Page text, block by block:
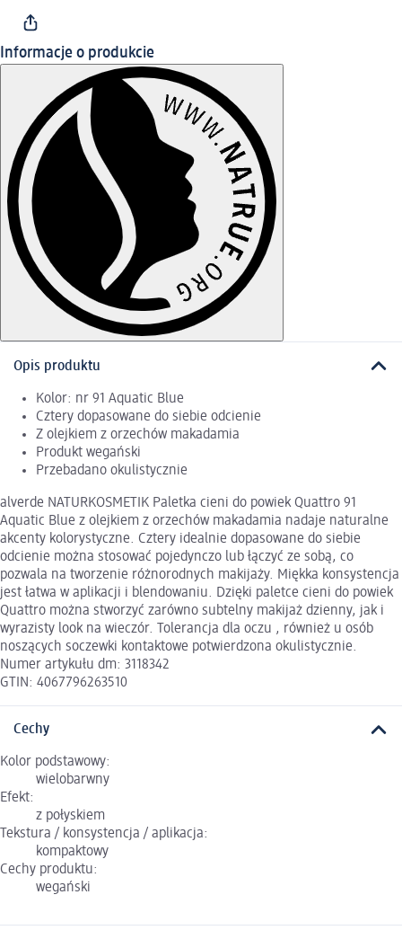
Informacje o produkcie
Opis produktu
Kolor: nr 91 Aquatic Blue
Cztery dopasowane do siebie odcienie
Z olejkiem z orzechów makadamia
Produkt wegański
Przebadano okulistycznie
alverde NATURKOSMETIK Paletka cieni do powiek Quattro 91
Aquatic Blue z olejkiem z orzechów makadamia nadaje naturalne
akcenty kolorystyczne. Cztery idealnie dopasowane do siebie
odcienie można stosować pojedynczo lub łączyć ze sobą, co
pozwala na tworzenie różnorodnych makijaży. Miękka konsystencja
jest łatwa w aplikacji i blendowaniu. Dzięki paletce cieni do powiek
Quattro można stworzyć zarówno subtelny makijaż dzienny, jak i
wyrazisty look na wieczór. Tolerancja dla oczu , również u osób
noszących soczewki kontaktowe potwierdzona okulistycznie.
Numer artykułu dm: 3118342
GTIN: 4067796263510
Cechy
Kolor podstawowy:
wielobarwny
Efekt:
z połyskiem
Tekstura / konsystencja / aplikacja:
kompaktowy
Cechy produktu:
wegański